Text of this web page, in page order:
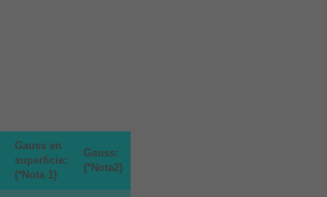
Gauss en
superficie:
(*Nota 1)
Gauss:
(*Nota2)